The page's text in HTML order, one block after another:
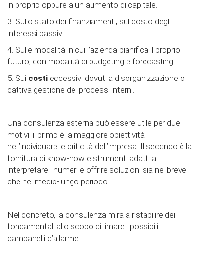
in proprio oppure a un aumento di capitale.
3. Sullo stato dei finanziamenti, sul costo degli
interessi passivi.
4. Sulle modalità in cui l’azienda pianifica il proprio
futuro, con modalità di budgeting e forecasting.
5. Sui costi eccessivi dovuti a disorganizzazione o
cattiva gestione dei processi interni.
Una consulenza esterna può essere utile per due
motivi: il primo è la maggiore obiettività
nell’individuare le criticità dell’impresa. Il secondo è la
fornitura di know-how e strumenti adatti a
interpretare i numeri e offrire soluzioni sia nel breve
che nel medio-lungo periodo.
Nel concreto, la consulenza mira a ristabilire dei
fondamentali allo scopo di limare i possibili
campanelli d’allarme.